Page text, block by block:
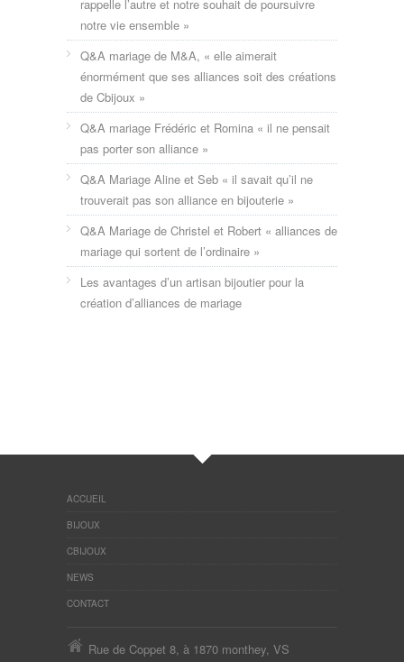
rappelle l’autre et notre souhait de poursuivre
notre vie ensemble »
Q&A mariage de M&A, « elle aimerait
énormément que ses alliances soit des créations
de Cbijoux »
Q&A mariage Frédéric et Romina « il ne pensait
pas porter son alliance »
Q&A Mariage Aline et Seb « il savait qu’il ne
trouverait pas son alliance en bijouterie »
Q&A Mariage de Christel et Robert « alliances de
mariage qui sortent de l’ordinaire »
Les avantages d’un artisan bijoutier pour la
création d’alliances de mariage
ACCUEIL
BIJOUX
CBIJOUX
NEWS
CONTACT
Rue de Coppet 8, à 1870 monthey, VS